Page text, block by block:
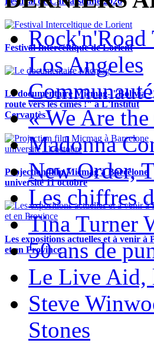
Festival Interceltique de Lorient
Le documentaire Micmag- "Bolivia -
route vers les cimes !" à L'Institut
Cervantès !
Projection film Micmag à Barcelone
université 11 octobre
Les expositions actuelles et à venir à
et en Province
Los Angeles
« We Are
Madonna
New Order,
Les chiffres
Tina Turner
50 ans de
Le Live Aid,
Steve
Stones